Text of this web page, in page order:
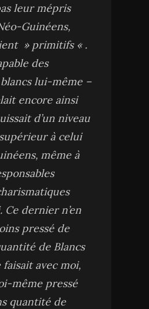
leur mépris
Guinéens,
» primitifs « .
des
lui-même –
encore ainsi
d’un niveau
à celui
même à
Ce dernier n’en
pressé de
de Blancs
avec moi,
même pressé
quantité de